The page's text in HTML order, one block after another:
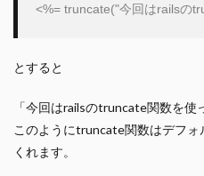
<%= truncate("今回はrailsの
とすると
「今回はrailsのtruncate関数を使
このようにtruncate関数はデフ
くれます。